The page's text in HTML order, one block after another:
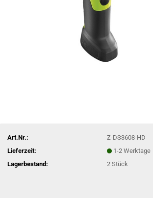
Art.Nr.:
Z-DS3608-HD
Lieferzeit:
1-2 Werktage
Lagerbestand:
2Stück